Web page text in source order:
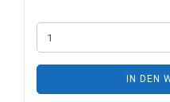
IN DEN